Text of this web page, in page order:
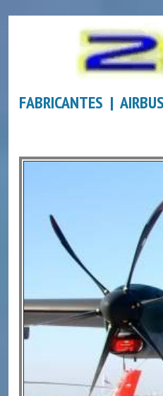
FABRICANTES |